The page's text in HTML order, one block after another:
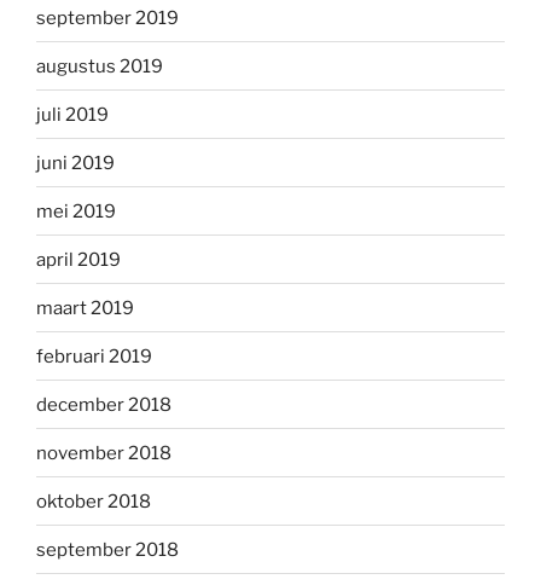
september 2019
augustus 2019
juli 2019
juni 2019
mei 2019
april 2019
maart 2019
februari 2019
december 2018
november 2018
oktober 2018
september 2018